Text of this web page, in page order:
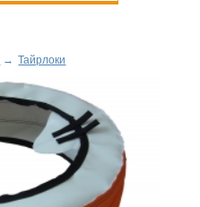
→ Тайрлоки